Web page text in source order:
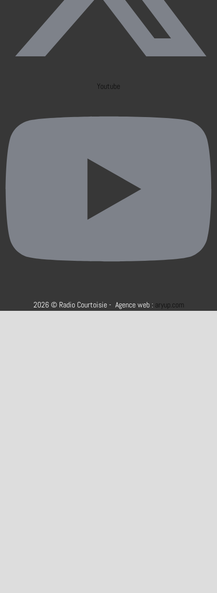
Youtube
2026 © Radio Courtoisie - Agence web : aryup.com